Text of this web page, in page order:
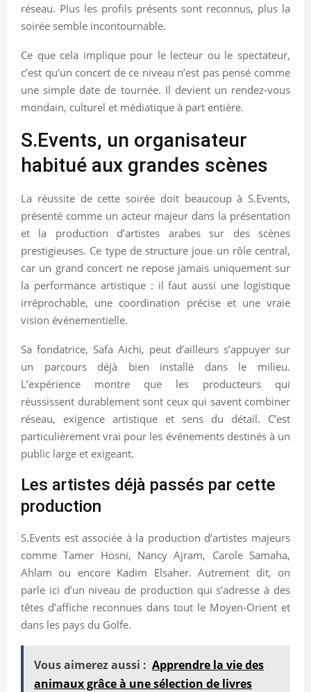
réseau. Plus les profils présents sont reconnus, plus la
soirée semble incontournable.
Ce que cela implique pour le lecteur ou le spectateur,
c’est qu’un concert de ce niveau n’est pas pensé comme
une simple date de tournée. Il devient un rendez-vous
mondain, culturel et médiatique à part entière.
S.Events, un organisateur
habitué aux grandes scènes
La réussite de cette soirée doit beaucoup à S.Events,
présenté comme un acteur majeur dans la présentation
et la production d’artistes arabes sur des scènes
prestigieuses. Ce type de structure joue un rôle central,
car un grand concert ne repose jamais uniquement sur
la performance artistique : il faut aussi une logistique
irréprochable, une coordination précise et une vraie
vision événementielle.
Sa fondatrice, Safa Aichi, peut d’ailleurs s’appuyer sur
un parcours déjà bien installé dans le milieu.
L’expérience montre que les producteurs qui
réussissent durablement sont ceux qui savent combiner
réseau, exigence artistique et sens du détail. C’est
particulièrement vrai pour les événements destinés à un
public large et exigeant.
Les artistes déjà passés par cette
production
S.Events est associée à la production d’artistes majeurs
comme Tamer Hosni, Nancy Ajram, Carole Samaha,
Ahlam ou encore Kadim Elsaher. Autrement dit, on
parle ici d’un niveau de production qui s’adresse à des
têtes d’affiche reconnues dans tout le Moyen-Orient et
dans les pays du Golfe.
Vous aimerez aussi : Apprendre la vie des
animaux grâce à une sélection de livres